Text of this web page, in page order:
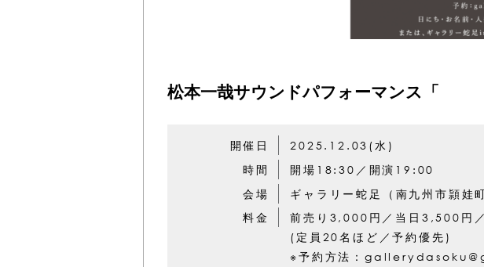
松本一哉サウンドパフォーマンス
開催日
2025.12.03(水)
時間
開場18:30／開演19:00
会場
ギャラリー蛇足（南九州市頴娃
料金
前売り3,000円／当日3,500円
(定員20名ほど／予約優先)
※予約方法：